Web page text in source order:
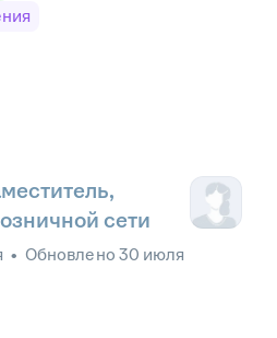
сети
• Обновлено 30 июля